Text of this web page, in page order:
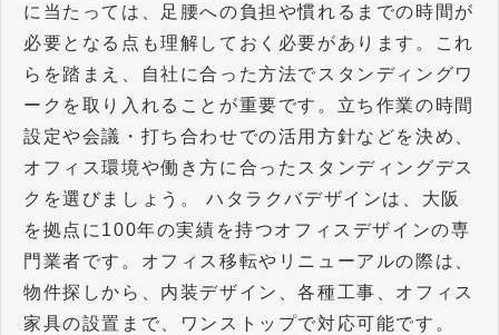
に当たっては、足腰への負担や慣れるまでの時間が
必要となる点も理解しておく必要があります。これ
らを踏まえ、自社に合った方法でスタンディングワ
ークを取り入れることが重要です。立ち作業の時間
設定や会議・打ち合わせでの活用方針などを決め、
オフィス環境や働き方に合ったスタンディングデス
クを選びましょう。 ハタラクバデザインは、大阪
を拠点に100年の実績を持つオフィスデザインの専
門業者です。オフィス移転やリニューアルの際は、
物件探しから、内装デザイン、各種工事、オフィス
家具の設置まで、ワンストップで対応可能です。